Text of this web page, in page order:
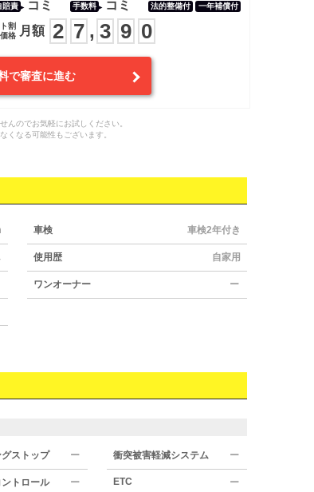
賠責 コミ 手数料 コミ 法的整備付 一年補償付
割
格
月額 2 7 , 3 9 0
で審査に進む
んのでお気軽にお試しください。
くなる可能性もございます。
車検 車検2年付き
使用歴 自家用
ワンオーナー ー
ストップ ー 衝突被害軽減システム ー
トロール ー ETC ー